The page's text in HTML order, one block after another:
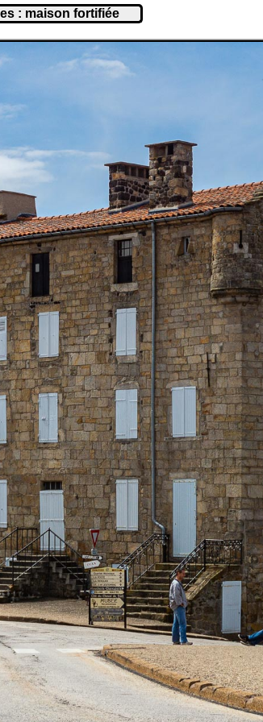
: maison fortifiée